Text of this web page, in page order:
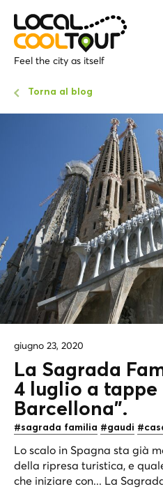
Feel the city as itself
Torna al blog
giugno 23, 2020
La Sagrada
4 luglio a
Barcellona".
#sagrada familia #gaudi
Lo scalo in Spagna sta già
della ripresa turistica, e
che iniziare con... La